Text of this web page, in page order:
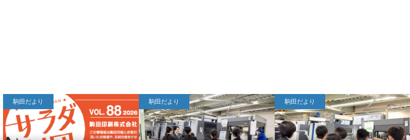
駒田だより 駒田だより 駒田だより